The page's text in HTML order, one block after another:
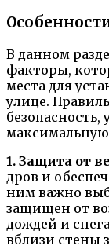
В данном
факторы,
места для
улице.
безопасность,
1. Защита от
дров и
ним важно
защищен от
дождей и
вблизи стены